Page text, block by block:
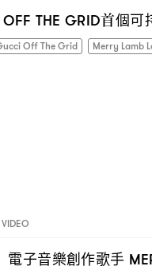
THE GRID首個可
Off The Grid Merry Lamb
VIDEO
電子音樂創作歌手